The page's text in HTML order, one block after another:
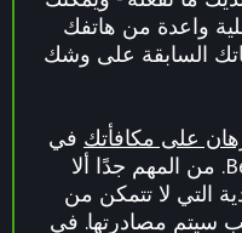
واعدة من هاتفك
السابقة على وشك
على مكافأتك في
حسابك الشخصي في BetLabel. من المهم جدًا ألا
التي لا تتمكن من
سيتم مصادرتها. في